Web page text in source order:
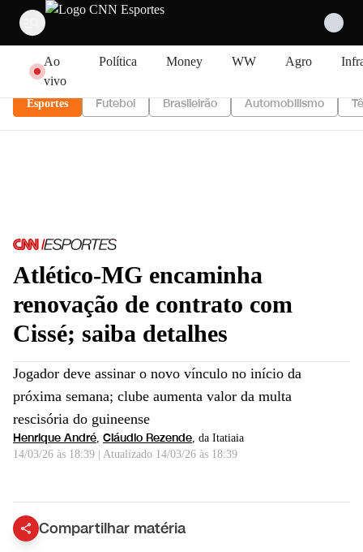
Ao
vivo
Política Money WW Agro
Esportes Futebol Brasileirão Automobilismo
Atlético-MG encaminha
renovação de contrato com
Cissé; saiba detalhes
Jogador deve assinar o novo vínculo no início da
próxima semana; clube aumenta valor da multa
rescisória do guineense
Henrique André, Cláudio Rezende, da Itatiaia
14/03/26 às 18:39
Atualizado 14/03/26 às 18:39
Jovem da Guiné é destaque no Atlético Mineiro | CNN PRIME TIME
Compartilhar matéria